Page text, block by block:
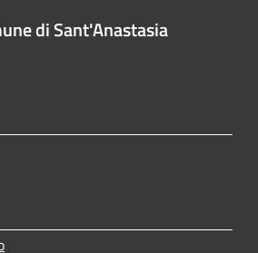
di Sant'Anastasia